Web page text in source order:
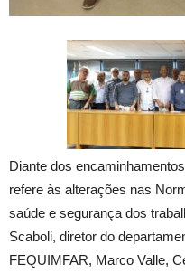
Diante dos
refere às alterações nas
saúde e segurança dos
Scaboli, diretor do
FEQUIMFAR, Marco Valle,